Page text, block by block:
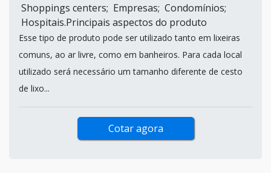
Shoppings centers; Empresas; Condomínios;
Hospitais.Principais aspectos do produto
Esse tipo de produto pode ser utilizado tanto em lixeiras
comuns, ao ar livre, como em banheiros. Para cada local
utilizado será necessário um tamanho diferente de cesto
de lixo...
Cotar agora